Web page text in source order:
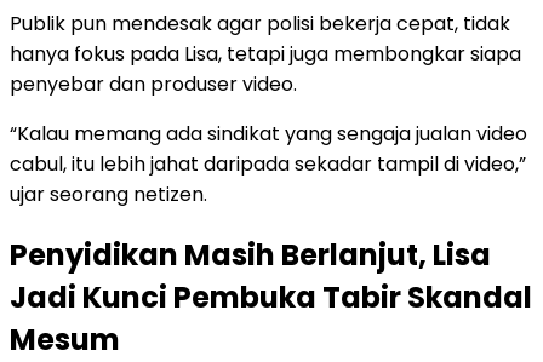
Publik pun mendesak agar polisi bekerja cepat, tidak
hanya fokus pada Lisa, tetapi juga membongkar siapa
penyebar dan produser video.
“Kalau memang ada sindikat yang sengaja jualan video
cabul, itu lebih jahat daripada sekadar tampil di video,”
ujar seorang netizen.
Penyidikan Masih Berlanjut, Lisa
Jadi Kunci Pembuka Tabir Skandal
Mesum